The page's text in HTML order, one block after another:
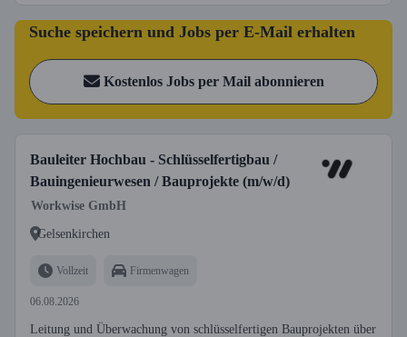
Suche speichern und Jobs per E-Mail erhalten
Kostenlos Jobs per Mail abonnieren
Bauleiter Hochbau - Schlüsselfertigbau /
Bauingenieurwesen / Bauprojekte (m/w/d)
Workwise GmbH
Gelsenkirchen
Vollzeit Firmenwagen
06.08.2026
Leitung und Überwachung von schlüsselfertigen Bauprojekten über